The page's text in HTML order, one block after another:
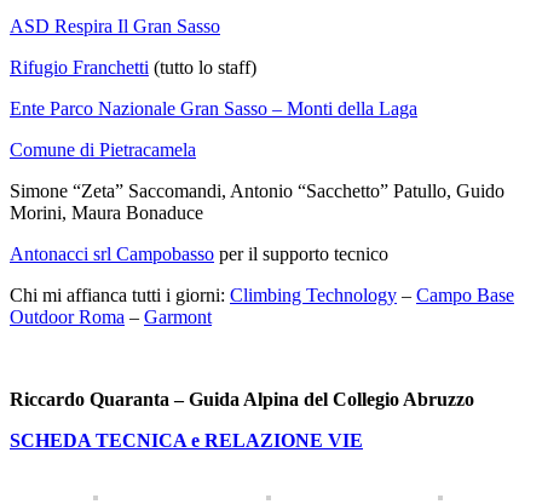
ASD Respira Il Gran Sasso
Rifugio Franchetti (tutto lo staff)
Ente Parco Nazionale Gran Sasso – Monti della Laga
Comune di Pietracamela
Simone “Zeta” Saccomandi, Antonio “Sacchetto” Patullo, Guido
Morini, Maura Bonaduce
Antonacci srl Campobasso per il supporto tecnico
Chi mi affianca tutti i giorni: Climbing Technology – Campo Base
Outdoor Roma – Garmont
Riccardo Quaranta – Guida Alpina del Collegio Abruzzo
SCHEDA TECNICA e RELAZIONE VIE